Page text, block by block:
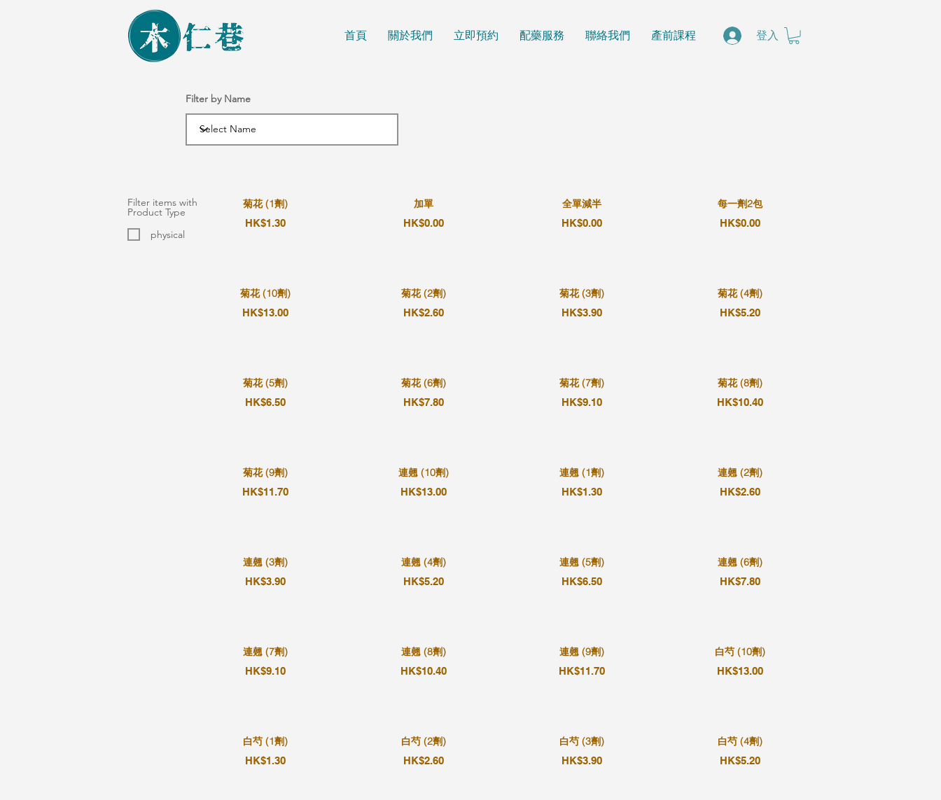
首頁 關於我們 立即預約 配藥服務 聯絡我們 產前課程 登入
Filter by Name
菊花 (1劑)
HK$1.30
菊花 (10劑)
HK$13.00
菊花 (5劑)
HK$6.50
菊花 (9劑)
HK$11.70
連翹 (3劑)
HK$3.90
連翹 (7劑)
HK$9.10
白芍 (1劑)
HK$1.30
加單
HK$0.00
菊花 (2劑)
HK$2.60
菊花 (6劑)
HK$7.80
連翹 (10劑)
HK$13.00
連翹 (4劑)
HK$5.20
連翹 (8劑)
HK$10.40
白芍 (2劑)
HK$2.60
全單減半
HK$0.00
菊花 (3劑)
HK$3.90
菊花 (7劑)
HK$9.10
連翹 (1劑)
HK$1.30
連翹 (5劑)
HK$6.50
連翹 (9劑)
HK$11.70
白芍 (3劑)
HK$3.90
每一劑2包
HK$0.00
菊花 (4劑)
HK$5.20
菊花 (8劑)
HK$10.40
連翹 (2劑)
HK$2.60
連翹 (6劑)
HK$7.80
白芍 (10劑)
HK$13.00
白芍 (4劑)
HK$5.20
Filter items with
Product Type
physical